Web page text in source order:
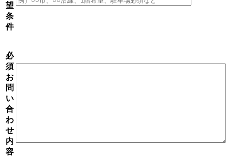
望
条
件
必
須
お
問
い
合
わ
せ
内
容